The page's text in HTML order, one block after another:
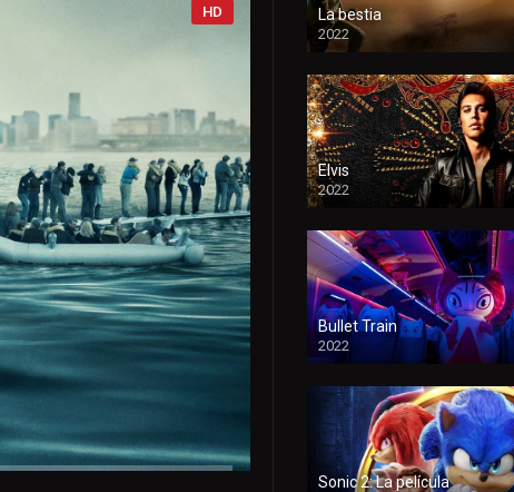
HD La bestia
2022
Elvis
2022
Bullet Train
2022
Sonic 2: La película